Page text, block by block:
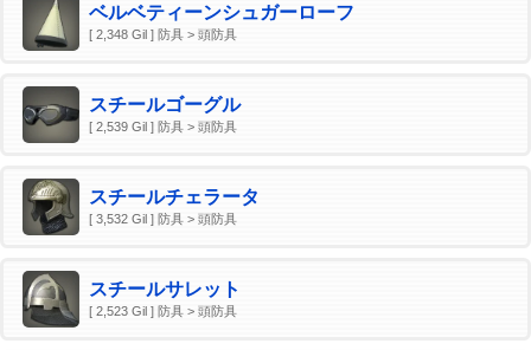
ベルベティーンシュガーローフ
[ 2,348 Gil ] 防具 > 頭防具
スチールゴーグル
[ 2,539 Gil ] 防具 > 頭防具
スチールチェラータ
[ 3,532 Gil ] 防具 > 頭防具
スチールサレット
[ 2,523 Gil ] 防具 > 頭防具